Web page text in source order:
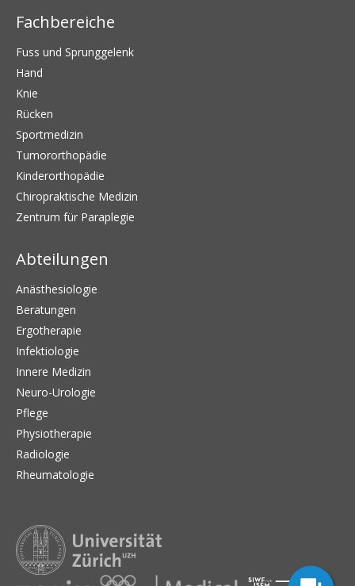
Fachbereiche
Fuss und Sprunggelenk
Hand
Knie
Rücken
Sportmedizin
Tumororthopädie
Kinderorthopädie
Chiropraktische Medizin
Zentrum für Paraplegie
Abteilungen
Anästhesiologie
Beratungen
Ergotherapie
Infektiologie
Innere Medizin
Neuro-Urologie
Pflege
Physiotherapie
Radiologie
Rheumatologie